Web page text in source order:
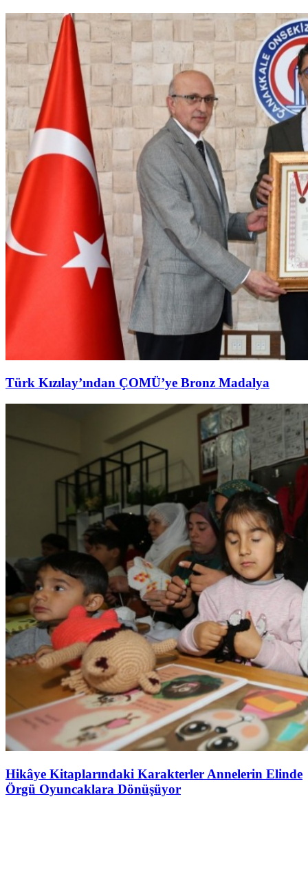
Türk Kızılay’ından ÇOMÜ’ye Bronz Madalya
Hikâye Kitaplarındaki Karakterler Annelerin Elinde
Örgü Oyuncaklara Dönüşüyor